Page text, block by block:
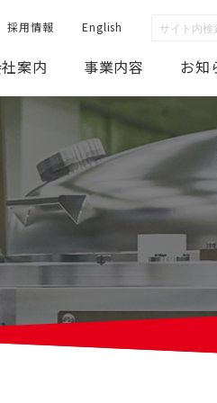
採用情報 English
案内 事業内容 お知